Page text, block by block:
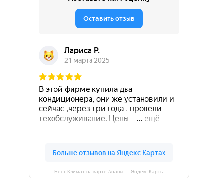
Бест-Климат на карте Анапы — Яндекс Карты